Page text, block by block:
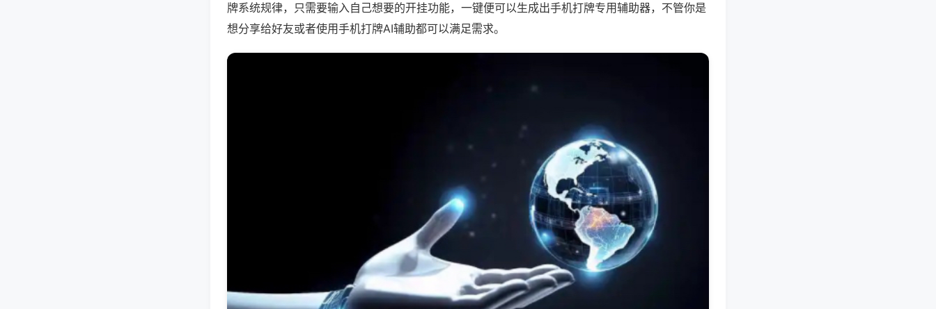
牌系统规律，只需要输入自己想要的开挂功能，一键便可以生成出手机打牌专用辅助器，不管你是
想分享给好友或者使用手机打牌AI辅助都可以满足需求。